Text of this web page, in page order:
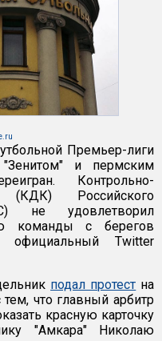
Премьер-лиги
"Зенитом" и пермским
Контрольно-
(КДК) Российского
не удовлетворил
команды с берегов
Twitter
подал протест на
что главный арбитр
красную карточку
"Амкара" Николаю